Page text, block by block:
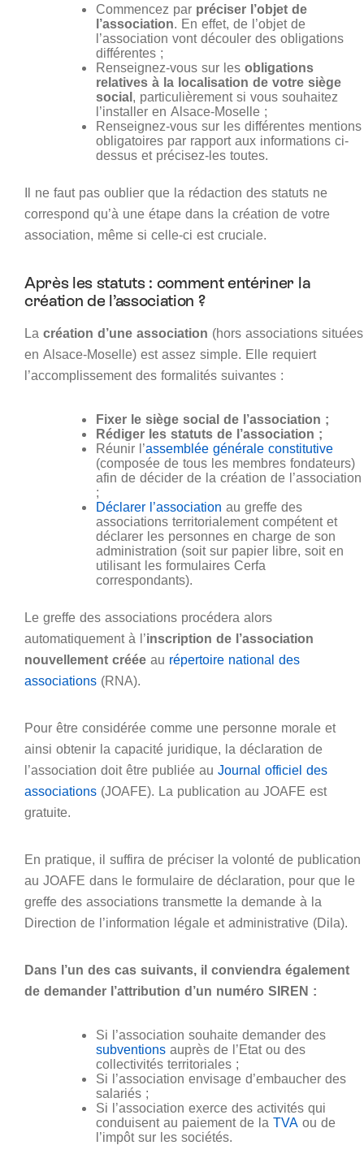
Commencez par préciser l’objet de
l’association. En effet, de l’objet de
l’association vont découler des obligations
différentes ;
Renseignez-vous sur les obligations
relatives à la localisation de votre siège
social, particulièrement si vous souhaitez
l’installer en Alsace-Moselle ;
Renseignez-vous sur les différentes mentions
obligatoires par rapport aux informations ci-
dessus et précisez-les toutes.
Il ne faut pas oublier que la rédaction des statuts ne
correspond qu’à une étape dans la création de votre
association, même si celle-ci est cruciale.
Après les statuts : comment entériner la
création de l’association ?
La création d’une association (hors associations situées
en Alsace-Moselle) est assez simple. Elle requiert
l’accomplissement des formalités suivantes :
Fixer le siège social de l’association ;
Rédiger les statuts de l’association ;
Réunir l’assemblée générale constitutive
(composée de tous les membres fondateurs)
afin de décider de la création de l’association
;
Déclarer l’association au greffe des
associations territorialement compétent et
déclarer les personnes en charge de son
administration (soit sur papier libre, soit en
utilisant les formulaires Cerfa
correspondants).
Le greffe des associations procédera alors
automatiquement à l’inscription de l’association
nouvellement créée au répertoire national des
associations (RNA).
Pour être considérée comme une personne morale et
ainsi obtenir la capacité juridique, la déclaration de
l’association doit être publiée au Journal officiel des
associations (JOAFE). La publication au JOAFE est
gratuite.
En pratique, il suffira de préciser la volonté de publication
au JOAFE dans le formulaire de déclaration, pour que le
greffe des associations transmette la demande à la
Direction de l’information légale et administrative (Dila).
Dans l’un des cas suivants, il conviendra également
de demander l’attribution d’un numéro SIREN :
Si l’association souhaite demander des
subventions auprès de l’Etat ou des
collectivités territoriales ;
Si l’association envisage d’embaucher des
salariés ;
Si l’association exerce des activités qui
conduisent au paiement de la TVA ou de
l’impôt sur les sociétés.